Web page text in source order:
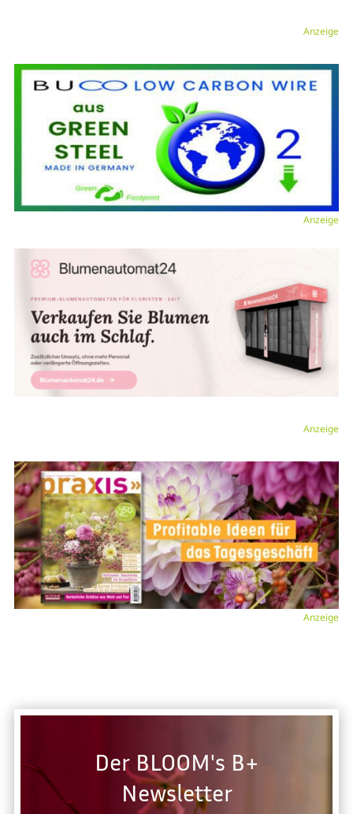
Anzeige
Anzeige
Anzeige
Anzeige
Der BLOOM's B+
Newsletter